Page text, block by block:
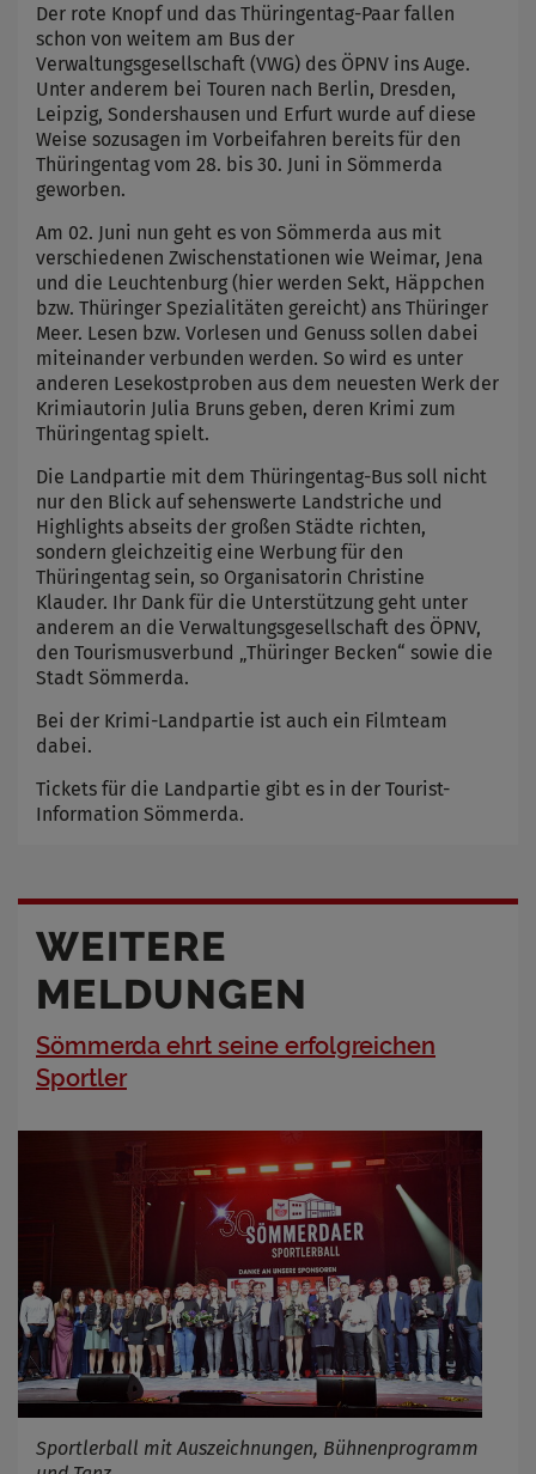
Der rote Knopf und das Thüringentag-Paar fallen
schon von weitem am Bus der
Verwaltungsgesellschaft (VWG) des ÖPNV ins Auge.
Unter anderem bei Touren nach Berlin, Dresden,
Leipzig, Sondershausen und Erfurt wurde auf diese
Weise sozusagen im Vorbeifahren bereits für den
Thüringentag vom 28. bis 30. Juni in Sömmerda
geworben.
Am 02. Juni nun geht es von Sömmerda aus mit
verschiedenen Zwischenstationen wie Weimar, Jena
und die Leuchtenburg (hier werden Sekt, Häppchen
bzw. Thüringer Spezialitäten gereicht) ans Thüringer
Meer. Lesen bzw. Vorlesen und Genuss sollen dabei
miteinander verbunden werden. So wird es unter
anderen Lesekostproben aus dem neuesten Werk der
Krimiautorin Julia Bruns geben, deren Krimi zum
Thüringentag spielt.
Die Landpartie mit dem Thüringentag-Bus soll nicht
nur den Blick auf sehenswerte Landstriche und
Highlights abseits der großen Städte richten,
sondern gleichzeitig eine Werbung für den
Thüringentag sein, so Organisatorin Christine
Klauder. Ihr Dank für die Unterstützung geht unter
anderem an die Verwaltungsgesellschaft des ÖPNV,
den Tourismusverbund „Thüringer Becken“ sowie die
Stadt Sömmerda.
Bei der Krimi-Landpartie ist auch ein Filmteam
dabei.
Tickets für die Landpartie gibt es in der Tourist-
Information Sömmerda.
WEITERE
MELDUNGEN
Sömmerda ehrt seine erfolgreichen
Sportler
Sportlerball mit Auszeichnungen, Bühnenprogramm